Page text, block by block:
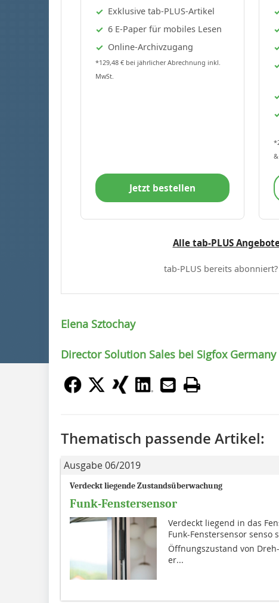
Exklusive tab-PLUS-Artikel
6 E-Paper für mobiles Lesen
Online-Archivzugang
*129,48 € bei jährlicher Abrechnung inkl.
MwSt.
Jetzt bestellen
Alle tab-PLUS
tab-PLUS bereits abonniert?
Elena Sztochay
Director Solution Sales bei Sigfox Germany
Thematisch passende Artikel:
Ausgabe 06/2019
Verdeckt liegende Zustandsüberwachung
Funk-Fenstersensor
Verdeckt liegend in das
Funk-Fenstersensor senso
Öffnungszustand von
er...